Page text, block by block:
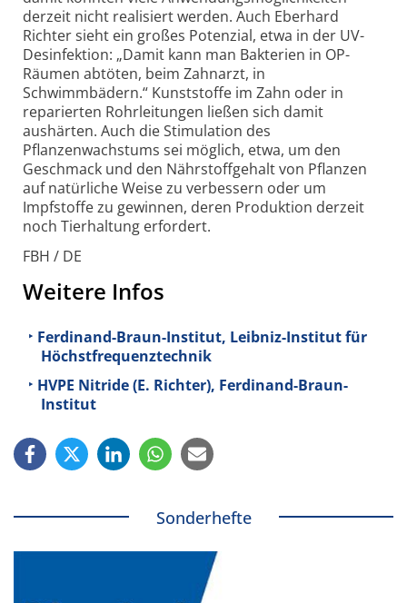
derzeit nicht realisiert werden. Auch Eberhard
Richter sieht ein großes Potenzial, etwa in der UV-
Desinfektion: „Damit kann man Bakterien in OP-
Räumen abtöten, beim Zahnarzt, in
Schwimmbädern.“ Kunststoffe im Zahn oder in
reparierten Rohrleitungen ließen sich damit
aushärten. Auch die Stimulation des
Pflanzenwachstums sei möglich, etwa, um den
Geschmack und den Nährstoffgehalt von Pflanzen
auf natürliche Weise zu verbessern oder um
Impfstoffe zu gewinnen, deren Produktion derzeit
noch Tierhaltung erfordert.
FBH / DE
Weitere Infos
Ferdinand-Braun-Institut, Leibniz-Institut für
Höchstfrequenztechnik
HVPE Nitride (E. Richter), Ferdinand-Braun-
Institut
Sonderhefte